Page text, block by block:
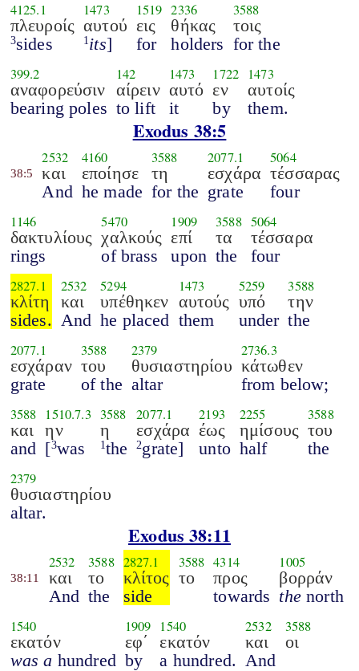
4125.1
πλευροίς
3sides
1473
αυτού
1 its]
1519
εις
for
2336
θήκας
holders
3588
τοις
for the
399.2
αναφορεύσιν
bearing poles
142
αίρειν
to lift
1473
αυτό
it
1722
εν
by
1473
αυτοίς
them.
Exodus 38:5
38:5
2532
και
And
4160
εποίησε
he made
3588
τη
for the
2077.1
εσχάρα
grate
5064
τέσσαρας
four
1146
δακτυλίους
rings
5470
χαλκούς
of brass
1909
επί
upon
3588
τα
the
5064
τέσσαρα
four
2827.1
κλίτη
sides.
2532
και
And
5294
υπέθηκεν
he placed
1473
αυτούς
them
5259
υπό
under
3588
την
the
2077.1
εσχάραν
grate
3588
του
of the
2379
θυσιαστηρίου
altar
2736.3
κάτωθεν
from below;
3588
και
and
1510.7.3
ην
[3was
3588
η
1 the
2077.1
εσχάρα
2grate]
2193
έως
unto
2255
ημίσους
half
3588
του
the
2379
θυσιαστηρίου
altar.
Exodus 38:11
38:11
2532
και
And
3588
το
the
2827.1
κλίτος
side
3588
το
4314
προς
towards
1005
βορράν
thenorth
1540
εκατόν
was a hundred
1909
εφ΄
by
1540
εκατόν
a hundred.
2532
και
And
3588
οι